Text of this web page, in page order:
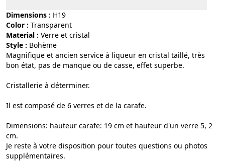
Dimensions : H19
Color :
transparent
Material :
verre et cristal
Style :
bohème
Magnifique et ancien service à liqueur en cristal taillé, très
bon état, pas de manque ou de casse, effet superbe.
Cristallerie à déterminer.
Il est composé de 6 verres et de la carafe.
Dimensions: hauteur carafe: 19 cm et hauteur d'un verre 5, 2
cm.
Je reste à votre disposition pour toutes questions ou photos
supplémentaires.